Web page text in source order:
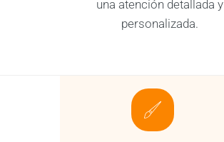
una atención detallada y
personalizada.